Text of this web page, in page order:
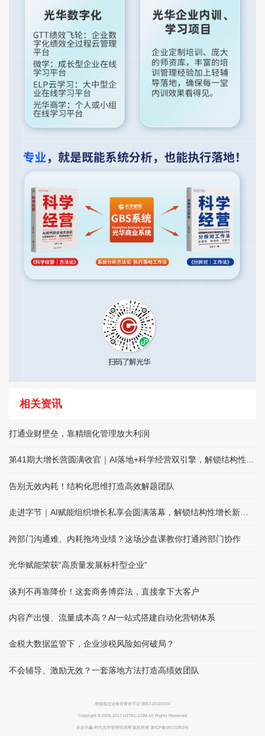
相关资讯
打通业财壁垒，靠精细化管理放大利润
第41期大增长营圆满收官｜AI落地+科学经营双引擎，解锁结构性增长
告别无效内耗！结构化思维打造高效解题团队
跨部门沟通难、内耗拖垮业绩？这场沙盘课教你打通跨部门协作
光华赋能荣获“高质量发展标杆型企业”
谈判不再靠降价！这套商务博弈法，直接拿下大客户
内容产出慢、流量成本高？AI一站式搭建自动化营销体系
金税大数据监管下，企业涉税风险如何破局？
不会辅导、激励无效？一套落地方法打造高绩效团队
增值电信业务经营许可证 浙B2-20110324
Copyright © 2005-2017 HZTBC.COM All Rights Reserved
步步为赢-时代光华管理培训网 版权所有 浙ICP备09015953号